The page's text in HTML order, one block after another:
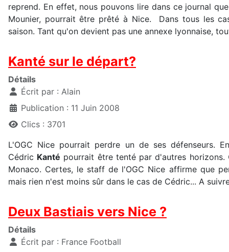
reprend. En effet, nous pouvons lire dans ce journal
Mounier, pourrait être prêté à Nice. Dans tous les
saison. Tant qu'on devient pas une annexe lyonnaise,
Kanté sur le départ?
Détails
Écrit par : Alain
Publication : 11 Juin 2008
Clics : 3701
L'OGC Nice pourrait perdre un de ses défenseurs.
Cédric Kanté pourrait être tenté par d'autres horizons.
Monaco. Certes, le staff de l'OGC Nice affirme que
mais rien n'est moins sûr dans le cas de Cédric... A
Deux Bastiais vers Nice ?
Détails
Écrit par : France Football